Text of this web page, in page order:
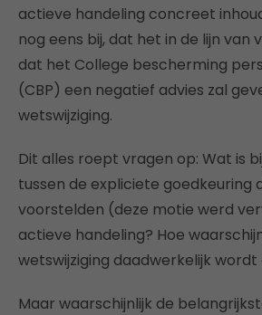
actieve handeling concreet
nog eens bij, dat het in de lijn van
dat het College bescherming
(CBP) een negatief advies zal
wetswijziging.
Dit alles roept vragen op: Wat is
tussen de expliciete goedkeuring
voorstelden (deze motie werd
actieve handeling? Hoe
wetswijziging daadwerkelijk
Maar waarschijnlijk de